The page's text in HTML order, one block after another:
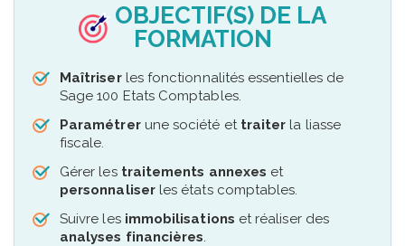
OBJECTIF(S) DE LA
FORMATION
Maîtriserles fonctionnalités essentielles de
Sage 100 Etats Comptables.
Paramétrerune société et traiter la liasse
fiscale.
Gérer les traitements annexes et
personnaliserles états comptables.
Suivre les immobilisations et réaliser des
analyses financières.